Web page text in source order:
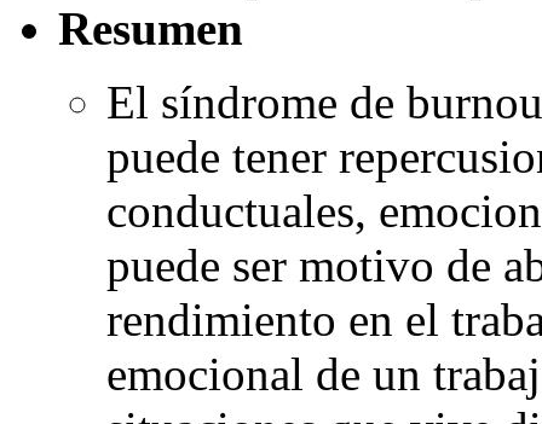
Resumen
El síndrome de
puede tener
conductuales,
puede ser motivo de
rendimiento en el
emocional de un